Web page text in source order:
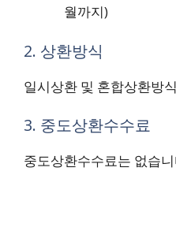
월까지)
2. 상환방식
일시상환 및 혼합상환방
3. 중도상환수수료
중도상환수수료는 없습